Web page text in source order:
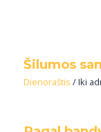
Šilumos
Dienoraštis / Iki